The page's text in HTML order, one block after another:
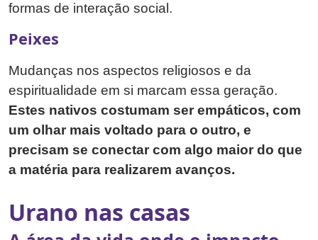
formas de interação social.
Peixes
Mudanças nos aspectos religiosos e da
espiritualidade em si marcam essa geração.
Estes nativos costumam ser empáticos, com
um olhar mais voltado para o outro, e
precisam se conectar com algo maior do que
a matéria para realizarem avanços.
Urano nas casas